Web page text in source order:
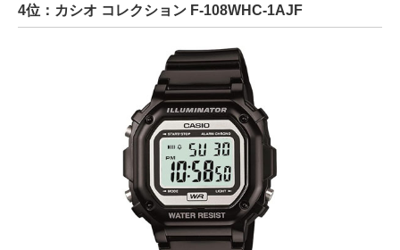
4位：カシオ コレクション F-108WHC-1AJF